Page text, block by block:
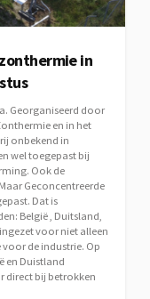
in
Georganiseerd door
en in het
onbekend in
wel toegepast bij
Ook de
Geconcentreerde
Dat is
België , Duitsland,
voor niet alleen
de industrie. Op
en Duistland
direct bij betrokken